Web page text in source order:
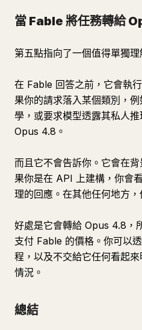
當 Fable 將任務轉給
第五點指向了一個值得單獨理
在 Fable 回答之前，它會執
果你的請求落入某個類別，
學，或要求模型透露其私人
Opus 4.8。
而且它不會告訴你。它會在
果你是在 API 上建構，你會
理的回應。在其他任何地方，
好處是它會轉給 Opus 4.8，
支付 Fable 的價格。你可以
程，以及不交給它任何看起
情況。
總結